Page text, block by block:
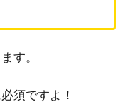
す。
須ですよ！